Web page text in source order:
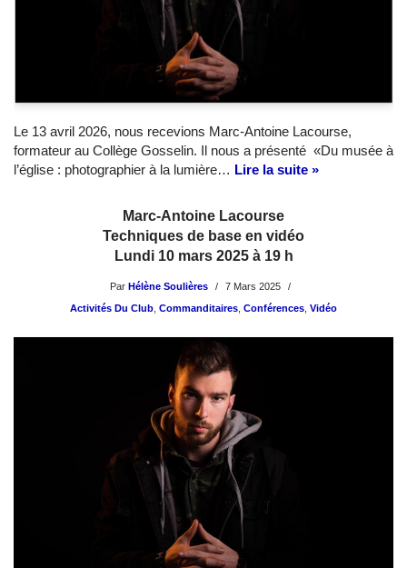
Le 13 avril 2026, nous recevions Marc-Antoine Lacourse,
formateur au Collège Gosselin. Il nous a présenté «Du musée à
l’église : photographier à la lumière… Lire la suite »
Marc-Antoine Lacourse
Techniques de base en vidéo
Lundi 10 mars 2025 à 19 h
Par Hélène Soulières
7 Mars 2025
Activités Du Club Commanditaires Conférences Vidéo